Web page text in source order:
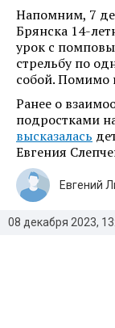
Напомним, 7
Брянска 14-
урок с
стрельбу по
собой. Помимо
Ранее о
подростками
высказалась
Евгения
08 декабря 2023,
Евгений